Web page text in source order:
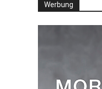
Werbung